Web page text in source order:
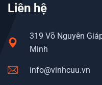
Liên hệ
319 Võ Nguyên
Minh
info@vinhcuu.vn